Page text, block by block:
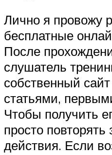
Лично я провожу
бесплатные
После
слушатель
собственный
статьями,
Чтобы получить
просто
действия. Если